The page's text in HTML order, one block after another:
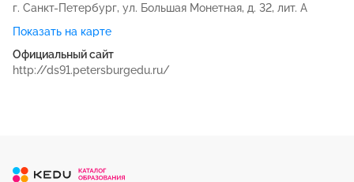
г. Санкт-Петербург, ул. Большая Монетная, д. 32, лит. А
Показать на карте
Официальный сайт
http://ds91.petersburgedu.ru/